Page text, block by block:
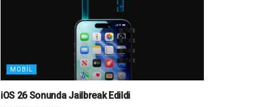
MOBIL
iOS 26 Sonunda Jailbreak Edildi